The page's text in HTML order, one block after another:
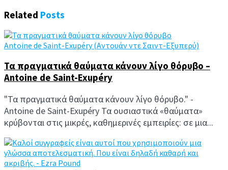
Related Posts
Antoine de Saint-Exupéry (Αντουάν ντε Σαιντ-Εξυπερύ)
Τα πραγματικά θαύματα κάνουν λίγο θόρυβο –
Antoine de Saint-Exupéry
"Τα πραγματικά θαύματα κάνουν λίγο θόρυβο." -
Antoine de Saint-Exupéry Τα ουσιαστικά «θαύματα»
κρύβονται στις μικρές, καθημερινές εμπειρίες: σε μια...